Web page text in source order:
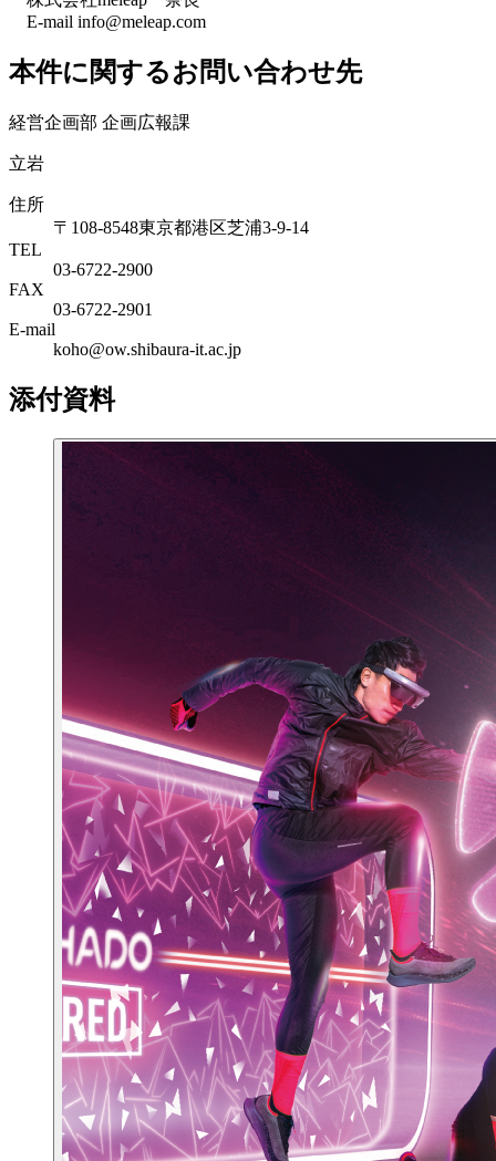
E-mail info@meleap.com
本件に関するお問い合わせ先
経営企画部 企画広報課
立岩
住所
〒108-8548東京都港区芝浦3-9-14
TEL
03-6722-2900
FAX
03-6722-2901
E-mail
koho@ow.shibaura-it.ac.jp
添付資料